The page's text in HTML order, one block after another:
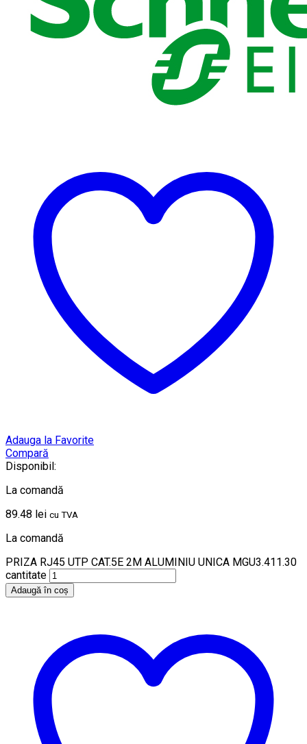
Adauga la Favorite
Compară
Disponibil:
La comandă
89.48 lei cu TVA
La comandă
PRIZA RJ45 UTP CAT.5E 2M ALUMINIU UNICA MGU3.411.30
cantitate
Adaugă în coș